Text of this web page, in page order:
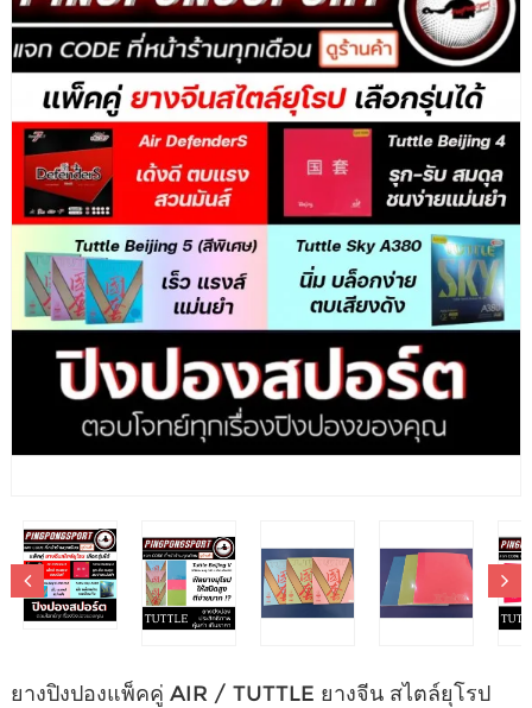
ยางปิงปองแพ็คคู่ AIR / TUTTLE ยางจีน สไตล์ยุโรป